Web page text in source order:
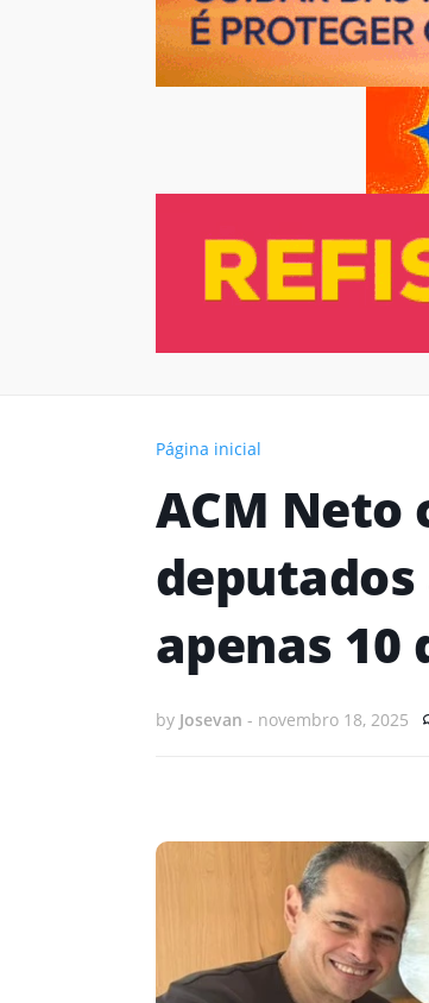
Página inicial
ACM Neto
deputados
apenas 10
by Josevan - novembro 18, 2025